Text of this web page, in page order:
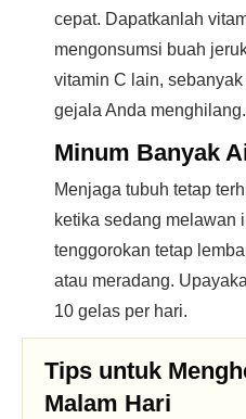
cepat. Dapatkanlah
mengonsumsi buah
vitamin C lain,
gejala Anda menghilang.
Minum Banyak
Menjaga tubuh tetap
ketika sedang melawan
tenggorokan tetap
atau meradang.
10 gelas per hari.
Tips untuk
Malam Hari